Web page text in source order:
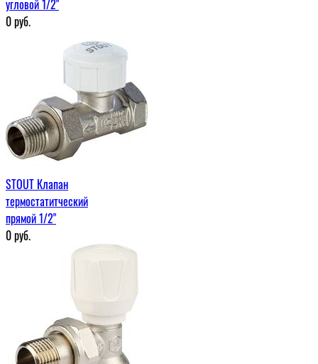
угловой 1/2"
0руб.
STOUT Клапан
термостатитческий
прямой 1/2"
0руб.